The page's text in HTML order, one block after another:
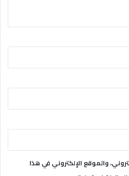
والموقع الإلكتروني في هذا